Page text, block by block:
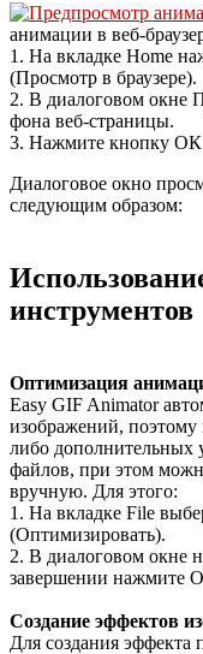
анимации в веб-
1. На вкладке Home
(Просмотр в браузере).
2. В диалоговом окне
фона веб-страницы.
3. Нажмите кнопку
Диалоговое окно
следующим образом:
инструментов
Оптимизация
Easy GIF Animator
изображений, поэтому
либо дополнительных
файлов, при этом
вручную. Для этого:
1. На вкладке File
(Оптимизировать).
2. В диалоговом окне
завершении нажмите
Создание эффектов
Для создания эффекта